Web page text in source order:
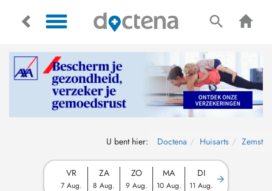
U bent hier: Doctena Huisarts Zemst
VR
7 Aug.
ZA
8 Aug.
ZO
9 Aug.
MA
10 Aug.
DI
11 Aug.